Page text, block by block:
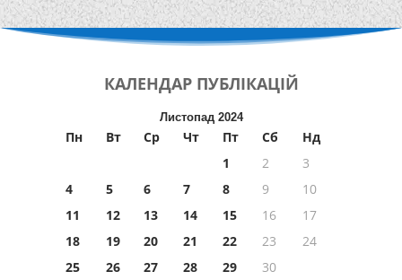
КАЛЕНДАР ПУБЛІКАЦІЙ
Листопад 2024
Пн Вт Ср Чт Пт Сб
Нд
1
2
3
4
5 6 7 8 9
10
11
12 13 14 15 16
17
18
19 20 21 22 23
24
25
26 27 28 29
30